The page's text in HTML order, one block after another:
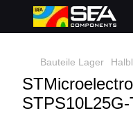
Bauteile Lager
STPS10L25G-